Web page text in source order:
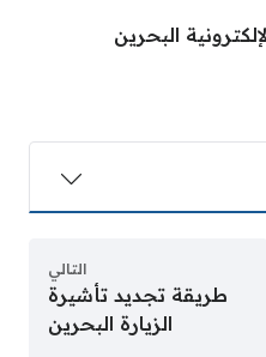
البحرين
التالي
طريقة تجديد تأشيرة
الزيارة البحرين